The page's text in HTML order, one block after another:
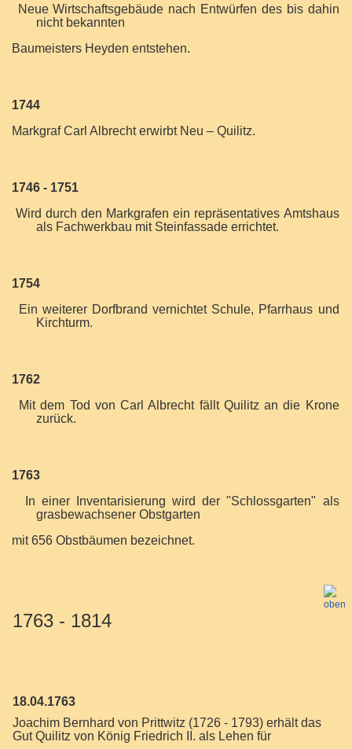
Neue Wirtschaftsgebäude nach Entwürfen des bis dahin
nicht bekannten
Baumeisters Heyden entstehen.
1744
Markgraf Carl Albrecht erwirbt Neu – Quilitz.
1746 - 1751
Wird durch den Markgrafen ein repräsentatives Amtshaus
als Fachwerkbau mit Steinfassade errichtet.
1754
Ein weiterer Dorfbrand vernichtet Schule, Pfarrhaus und
Kirchturm.
1762
Mit dem Tod von Carl Albrecht fällt Quilitz an die Krone
zurück.
1763
In einer Inventarisierung wird der "Schlossgarten" als
grasbewachsener Obstgarten
mit 656 Obstbäumen bezeichnet.
1763 - 1814
18.04.1763
Joachim Bernhard von Prittwitz (1726 - 1793) erhält das
Gut Quilitz von König Friedrich II. als Lehen für